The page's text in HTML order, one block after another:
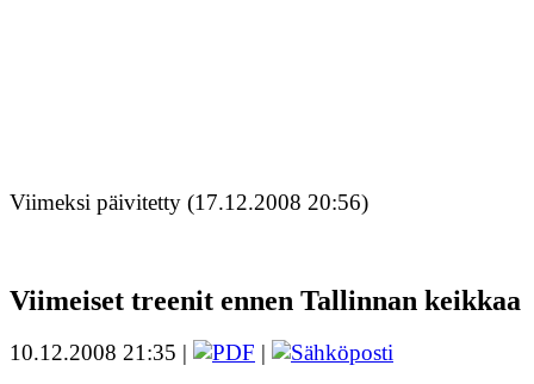
Viimeksi päivitetty (17.12.2008 20:56)
Viimeiset treenit ennen Tallinnan keikkaa
10.12.2008 21:35 |
|